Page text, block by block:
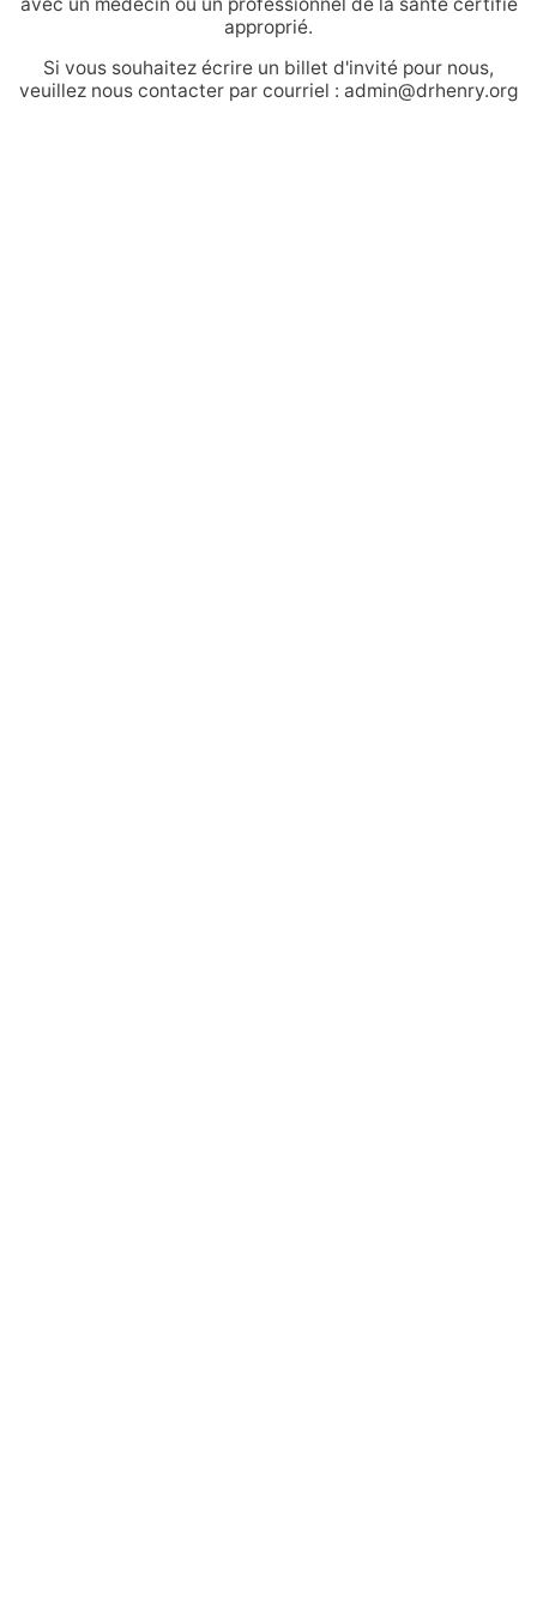
approprié.
Si vous souhaitez écrire un billet d'invité pour nous,
veuillez nous contacter par courriel : admin@drhenry.org